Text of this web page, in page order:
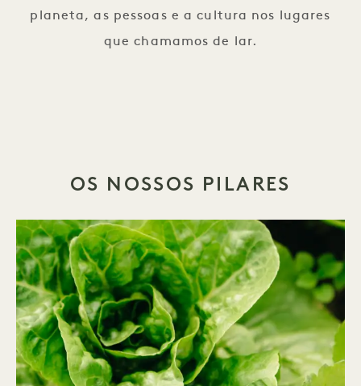
planeta, as pessoas e a cultura nos lugares
que chamamos de lar.
OS NOSSOS PILARES